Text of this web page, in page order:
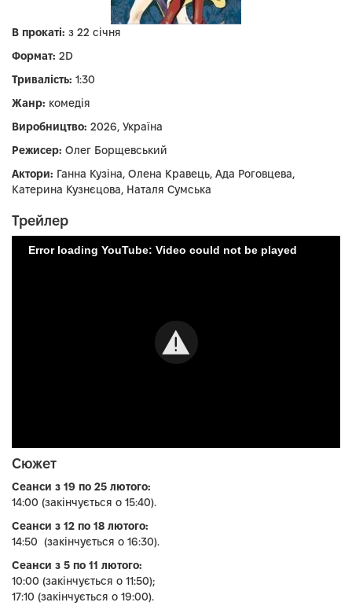
В прокаті: з 22 січня
Формат: 2D
Тривалість: 1:30
Жанр: комедія
Виробництво: 2026, Україна
Режисер: Олег Борщевський
Актори: Ганна Кузіна, Олена Кравець, Ада Роговцева,
Катерина Кузнєцова, Наталя Сумська
Трейлер
Error loading YouTube: Video could not be played
Сюжет
Сеанси з 19 по 25 лютого:
14:00 (закінчується о 15:40).
Сеанси з 12 по 18 лютого:
14:50 (закінчується о 16:30).
Сеанси з 5 по 11 лютого:
10:00 (закінчується о 11:50);
17:10 (закінчується о 19:00).